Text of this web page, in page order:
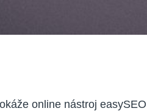
online nástroj